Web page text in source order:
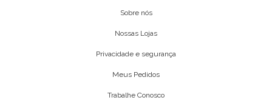
Sobre nós
Nossas Lojas
Privacidade e segurança
Meus Pedidos
Trabalhe Conosco